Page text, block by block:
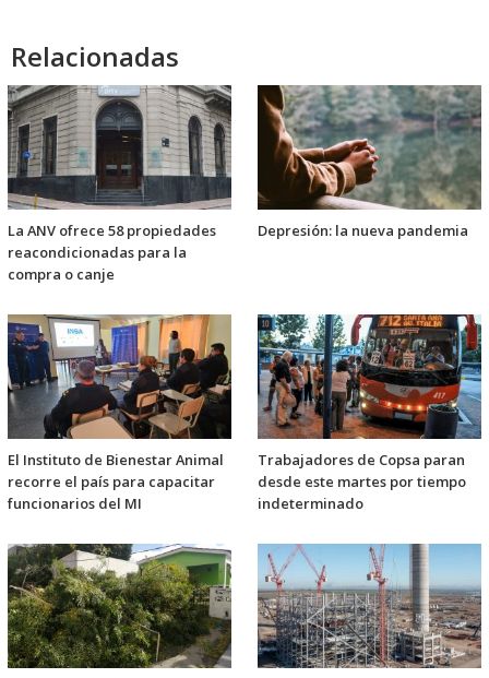
Relacionadas
La ANV ofrece 58 propiedades
reacondicionadas para la
compra o canje
Depresión: la nueva pandemia
El Instituto de Bienestar Animal
recorre el país para capacitar
funcionarios del MI
Trabajadores de Copsa paran
desde este martes por tiempo
indeterminado